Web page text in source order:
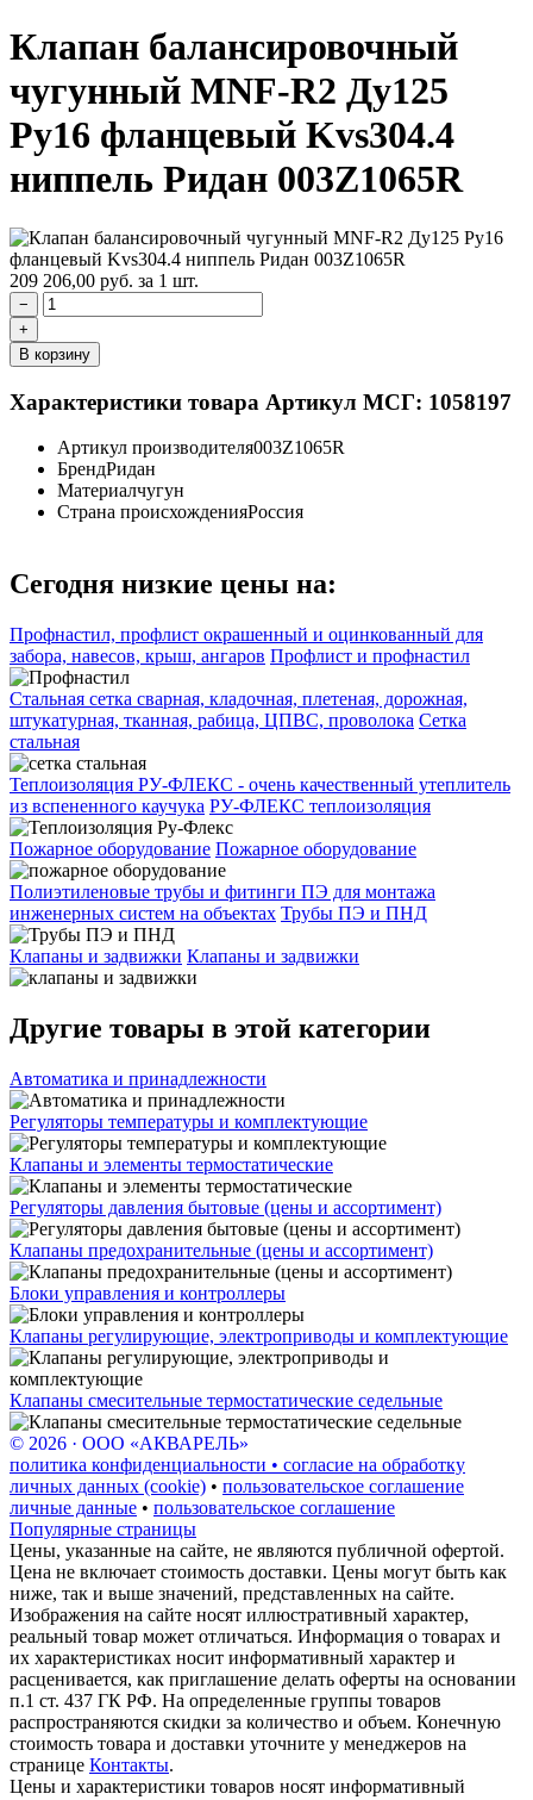
Клапан балансировочный
чугунный MNF-R2 Ду125
Ру16 фланцевый Kvs304.4
ниппель Ридан 003Z1065R
209 206,00 руб. за 1 шт.
−
+
В корзину
Характеристики товара Артикул МСГ: 1058197
Артикул производителя003Z1065R
БрендРидан
Материалчугун
Страна происхожденияРоссия
Сегодня низкие цены на:
Профнастил, профлист окрашенный и оцинкованный для
забора, навесов, крыш, ангаров Профлист и профнастил
Стальная сетка сварная, кладочная, плетеная, дорожная,
штукатурная, тканная, рабица, ЦПВС, проволока Сетка
стальная
Теплоизоляция РУ-ФЛЕКС - очень качественный утеплитель
из вспененного каучука РУ-ФЛЕКС теплоизоляция
Пожарное оборудование Пожарное оборудование
Полиэтиленовые трубы и фитинги ПЭ для монтажа
инженерных систем на объектах Трубы ПЭ и ПНД
Клапаны и задвижки Клапаны и задвижки
Другие товары в этой категории
Автоматика и принадлежности
Регуляторы температуры и комплектующие
Клапаны и элементы термостатические
Регуляторы давления бытовые (цены и ассортимент)
Клапаны предохранительные (цены и ассортимент)
Блоки управления и контроллеры
Клапаны регулирующие, электроприводы и комплектующие
Клапаны смесительные термостатические седельные
© 2026 · ООО «АКВАРЕЛЬ»
политика конфиденциальности • согласие на обработку
личных данных (cookie) • пользовательское соглашение
личные данные • пользовательское соглашение
Популярные страницы
Цены, указанные на сайте, не являются публичной офертой.
Цена не включает стоимость доставки. Цены могут быть как
ниже, так и выше значений, представленных на сайте.
Изображения на сайте носят иллюстративный характер,
реальный товар может отличаться. Информация о товарах и
их характеристиках носит информативный характер и
расценивается, как приглашение делать оферты на основании
п.1 ст. 437 ГК РФ. На определенные группы товаров
распространяются скидки за количество и объем. Конечную
стоимость товара и доставки уточните у менеджеров на
странице Контакты.
Цены и характеристики товаров носят информативный